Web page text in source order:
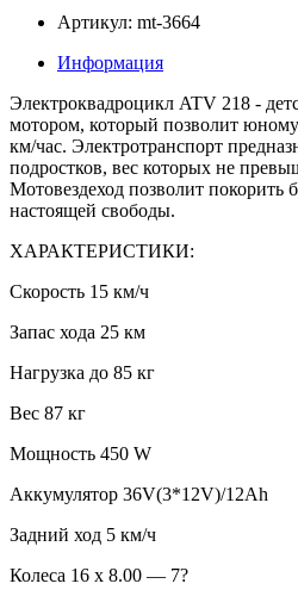
Артикул: mt-3664
Информация
Электроквадроцикл ATV 218 -
мотором, который позволит юному
км/час. Электротранспорт
подростков, вес которых не
Мотовездеход позволит покорить
настоящей свободы.
ХАРАКТЕРИСТИКИ:
Скорость 15 км/ч
Запас хода 25 км
Нагрузка до 85 кг
Вес 87 кг
Мощность 450 W
Аккумулятор 36V(3*12V)/12Ah
Задний ход 5 км/ч
Колеса 16 х 8.00 — 7?